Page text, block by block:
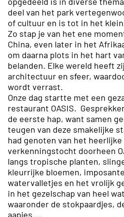
deel van het park
of cultuur en is tot in het
Zo stap je van het ene
China, even later in het
om daarna plots in het hart
belanden. Elke wereld heeft
architectuur en sfeer,
wordt verrast.
Onze dag startte met een
restaurant OASIS.
de eerste hap, want samen
teugen van deze smakelijke
had genoten van het
verkenningstocht doorheen
langs tropische planten,
kleurrijke bloemen,
watervalletjes en het vrolijk
in het gezelschap van heel
waaronder de stokpaardjes,
aapjes …